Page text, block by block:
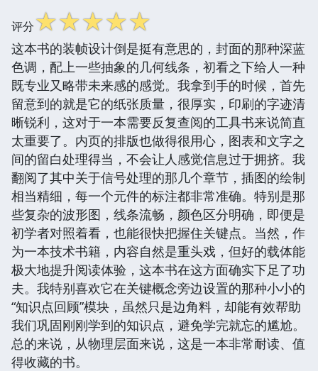
评分☆☆☆☆☆
这本书的装帧设计倒是挺有意思的，封面的那种深蓝
色调，配上一些抽象的几何线条，初看之下给人一种
既专业又略带未来感的感觉。我拿到手的时候，首先
留意到的就是它的纸张质量，很厚实，印刷的字迹清
晰锐利，这对于一本需要反复查阅的工具书来说简直
太重要了。内页的排版也做得很用心，图表和文字之
间的留白处理得当，不会让人感觉信息过于拥挤。我
翻阅了其中关于信号处理的那几个章节，插图的绘制
相当精细，每一个元件的标注都非常准确。特别是那
些复杂的波形图，线条流畅，颜色区分明确，即便是
初学者对照着看，也能很快把握住关键点。当然，作
为一本技术书籍，内容自然是重头戏，但好的载体能
极大地提升阅读体验，这本书在这方面确实下足了功
夫。我特别喜欢它在关键概念旁边设置的那种小小的
“知识点回顾”模块，虽然只是边角料，却能有效帮助
我们巩固刚刚学到的知识点，避免学完就忘的尴尬。
总的来说，从物理层面来说，这是一本非常耐读、值
得收藏的书。